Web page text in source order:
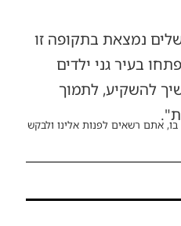
נמצאת בתקופה זו
בעיר גני ילדים
להשקיע, לתמוך
בו, אתם רשאים לפנות אלינו ולבקש